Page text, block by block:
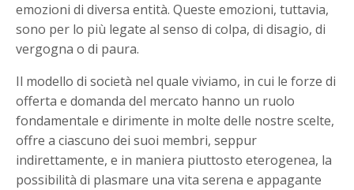
emozioni di diversa entità. Queste emozioni, tuttavia,
sono per lo più legate al senso di colpa, di disagio, di
vergogna o di paura.
Il modello di società nel quale viviamo, in cui le forze di
offerta e domanda del mercato hanno un ruolo
fondamentale e dirimente in molte delle nostre scelte,
offre a ciascuno dei suoi membri, seppur
indirettamente, e in maniera piuttosto eterogenea, la
possibilità di plasmare una vita serena e appagante